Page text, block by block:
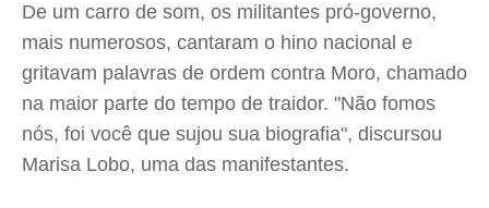
De um carro de som, os militantes pró-governo,
mais numerosos, cantaram o hino nacional e
gritavam palavras de ordem contra Moro, chamado
na maior parte do tempo de traidor. "Não fomos
nós, foi você que sujou sua biografia", discursou
Marisa Lobo, uma das manifestantes.